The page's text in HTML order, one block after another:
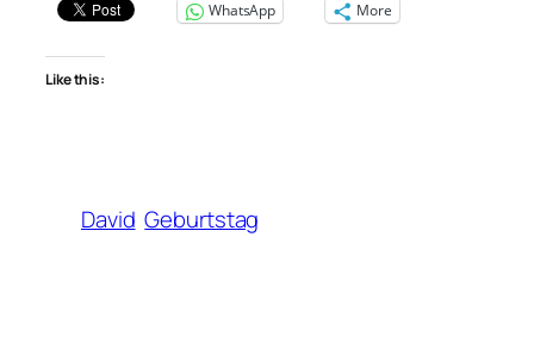
WhatsApp
More
Like this:
David Geburtstag